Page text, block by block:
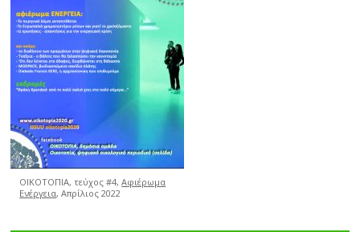
ΟΙΚΟΤΟΠΙΑ, τεύχος #4,Αφιέρωμα
Ενέργεια, Απρίλιος 2022